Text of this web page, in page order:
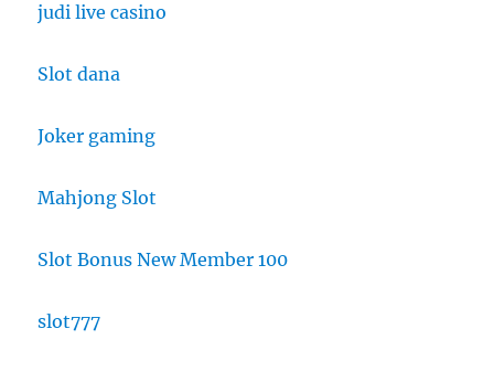
judi live casino
Slot dana
Joker gaming
Mahjong Slot
Slot Bonus New Member 100
slot777